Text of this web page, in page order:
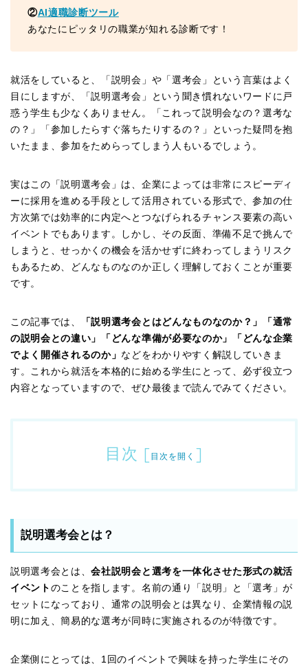
②AI適職診断ツール
あなたにピッタリの職業が知れる診断です！
就活をしていると、「説明会」や「選考会」という言葉はよく
目にしますが、「説明選考会」という聞き慣れないワードに戸
惑う学生も少なくありません。「これって説明会なの？選考な
の？」「参加したらすぐ落ちたりするの？」といった疑問を抱
いたまま、参加をためらってしまう人もいるでしょう。
実はこの「説明選考会」は、企業によっては非常にスピーディ
ーに採用を進める手段として活用されている形式で、参加の仕
方次第では効率的に内定へとつなげられるチャンス要素の高い
イベントでもあります。しかし、その反面、準備不足で挑んで
しまうと、せっかくの機会を活かせずに終わってしまうリスク
もあるため、どんなものなのか正しく理解しておくことが重要
です。
この記事では、
「説明選考会とはどんなものなのか？」「通常
の説明会との違い」「どんな準備が必要なのか」「どんな企業
でよく開催されるのか」 などをわかりやすく解説していきま
す。これから就活を本格的に始める学生にとって、必ず役立つ
内容となっていますので、ぜひ最後まで読んでみてください。
目次 [ 目次を開く ]
説明選考会とは？
説明選考会とは、会社説明会と選考を一体化させた形式の就活
イベント のことを指します。名前の通り「説明」と「選考」が
セットになっており、通常の説明会とは異なり、企業情報の説
明に加え、簡易的な選考が同時に実施されるのが特徴です。
企業側にとっては、1回のイベントで興味を持った学生にその